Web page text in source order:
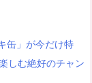
缶」が今だけ特
しむ絶好のチャン